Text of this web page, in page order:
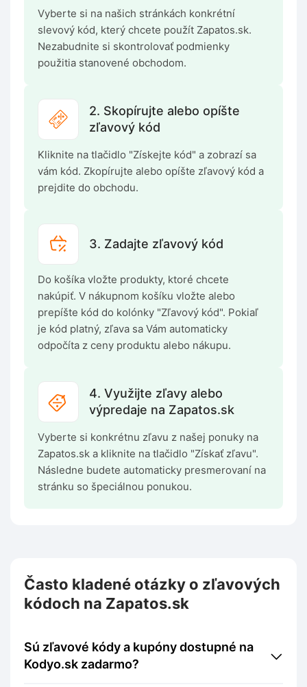
Vyberte si na našich stránkách konkrétní
slevový kód, který chcete použít Zapatos.sk.
Nezabudnite si skontrolovať podmienky
použitia stanovené obchodom.
2. Skopírujte alebo opíšte
zľavový kód
Kliknite na tlačidlo "Získejte kód" a zobrazí sa
vám kód. Zkopírujte alebo opíšte zľavový kód a
prejdite do obchodu.
3. Zadajte zľavový kód
Do košíka vložte produkty, ktoré chcete
nakúpiť. V nákupnom košíku vložte alebo
prepíšte kód do kolónky "Zľavový kód". Pokiaľ
je kód platný, zľava sa Vám automaticky
odpočíta z ceny produktu alebo nákupu.
4. Využijte zľavy alebo
výpredaje na Zapatos.sk
Vyberte si konkrétnu zľavu z našej ponuky na
Zapatos.sk a kliknite na tlačidlo "Získať zľavu".
Následne budete automaticky presmerovaní na
stránku so špeciálnou ponukou.
Často kladené otázky o zľavových
kódoch na Zapatos.sk
Sú zľavové kódy a kupóny dostupné na
Kodyo.sk zadarmo?